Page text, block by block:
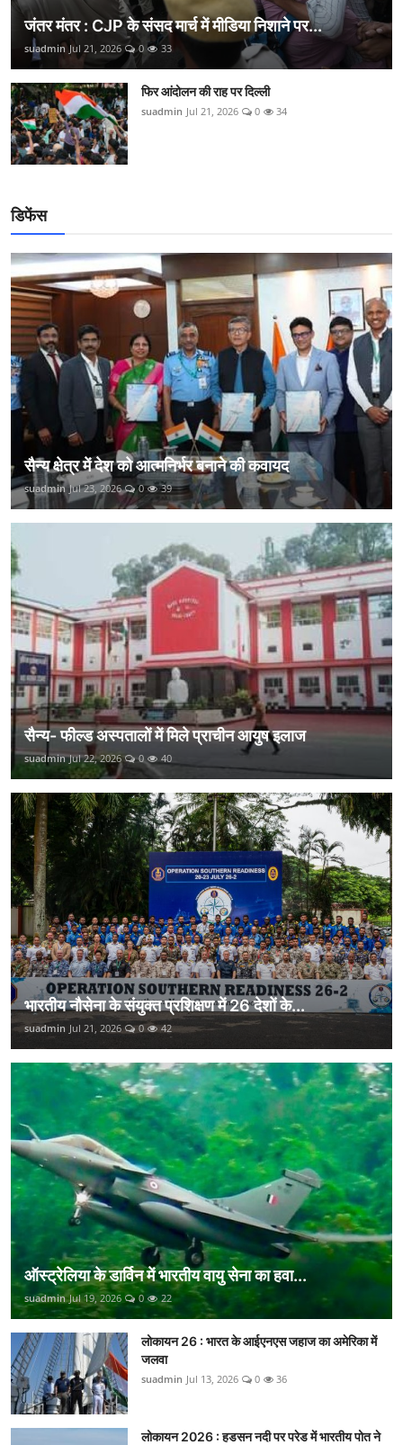
जंतर मंतर : CJP के संसद मार्च में मीडिया निशाने पर...
suadmin Jul 21, 2026 0 33
फिर आंदोलन की राह पर दिल्ली
suadmin Jul 21, 2026 0 34
डिफेंस
सैन्य क्षेत्र में देश को आत्मनिर्भर बनाने की कवायद
suadmin Jul 23, 2026 0 39
सैन्य- फील्ड अस्पतालों में मिले प्राचीन आयुष इलाज
suadmin Jul 22, 2026 0 40
भारतीय नौसेना के संयुक्त प्रशिक्षण में 26 देशों के...
suadmin Jul 21, 2026 0 42
ऑस्ट्रेलिया के डार्विन में भारतीय वायु सेना का हवा...
suadmin Jul 19, 2026 0 22
लोकायन 26 : भारत के आईएनएस जहाज का अमेरिका में
जलवा
suadmin Jul 13, 2026 0 36
लोकायन 2026 : हडसन नदी पर परेड में भारतीय पोत ने